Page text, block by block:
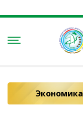
Экономика